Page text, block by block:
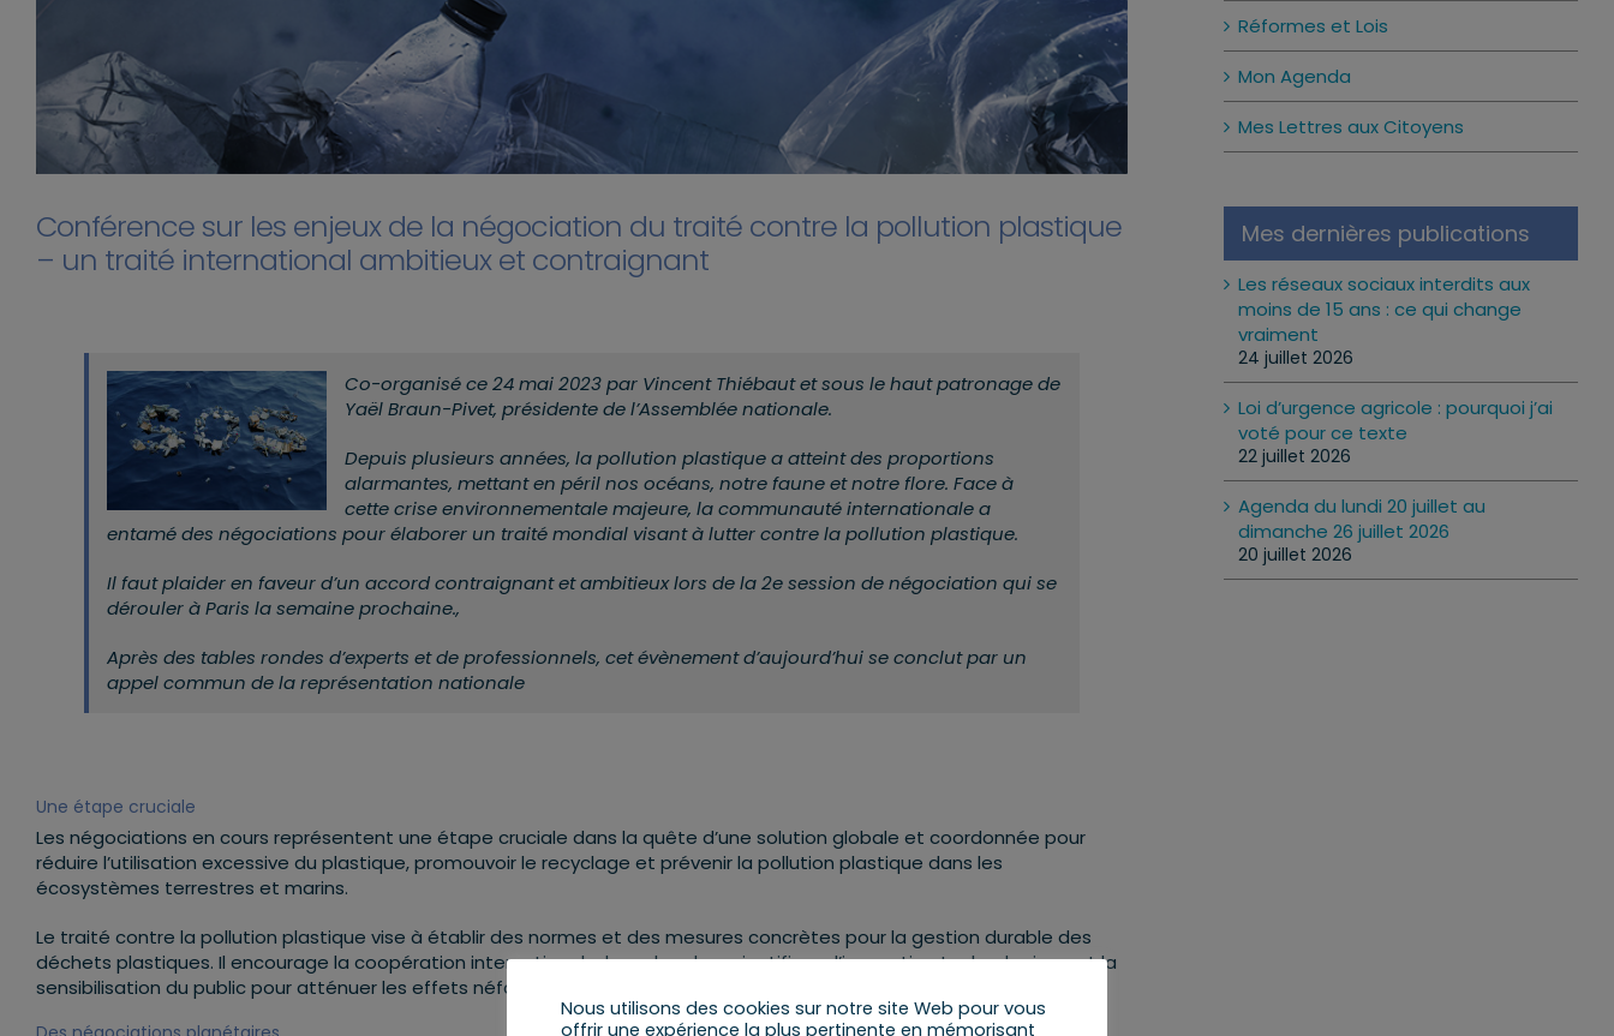
Conférence sur les enjeux de la négociation du traité contre la pollution plastique
– un traité international ambitieux et contraignant
Co-organisé ce 24 mai 2023 par Vincent Thiébaut et sous lehaut patronage de
Yaël Braun-Pivet, présidente de l’Assemblée nationale.
Depuis plusieurs années, la pollution plastique a atteint des proportions
alarmantes, mettant en péril nos océans, notre faune et notre flore. Face à
cette crise environnementale majeure, la communauté internationale a
entamé des négociations pour élaborer un traité mondial visant à lutter contre la pollution plastique.
Il fautplaider en faveur d’un accord contraignant et ambitieux lors de la2e session de négociation qui se
déroulerà Paris la semaine prochaine.,
Après des tables rondes d’experts et de professionnels, cetévènement d’aujourd’hui se conclut par un
appel commun de la représentation nationale
Une étape cruciale
Les négociations en cours représentent une étape cruciale dans la quête d’une solution globale et coordonnée pour
réduire l’utilisation excessive du plastique, promouvoir le recyclage et prévenir la pollution plastique dans les
écosystèmes terrestres et marins.
Le traité contre la pollution plastique vise à établir des normes et des mesures concrètes pour la gestion durable des
déchets plastiques. Il encourage la coopération internationale, la recherche scientifique, l’innovation technologique et la
sensibilisation du public pour atténuer les effets néfastes de la pollution plastique sur l’environnement.
Réformes et Lois
Mon Agenda
Mes Lettres aux Citoyens
Mes dernières publications
Les réseaux sociaux interdits aux
moins de 15 ans : ce qui change
vraiment
24 juillet 2026
Loi d’urgence agricole : pourquoi j’ai
voté pour ce texte
22 juillet 2026
Agenda du lundi 20 juillet au
dimanche 26 juillet 2026
20 juillet 2026
Nous utilisons des cookies sur notre site Web pour vous
offrir une expérience la plus pertinente en mémorisant